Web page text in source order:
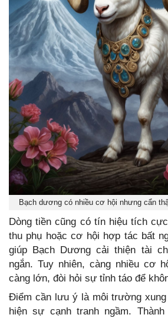
Bạch dương có nhiều cơ hội nhưng cẩn
Dòng tiền cũng có tín hiệu tích
thu phụ hoặc cơ hội hợp tác bất
giúp Bạch Dương cải thiện tài
ngắn. Tuy nhiên, càng nhiều cơ
càng lớn, đòi hỏi sự tỉnh táo để
Điểm cần lưu ý là môi trường xung
hiện sự cạnh tranh ngầm.